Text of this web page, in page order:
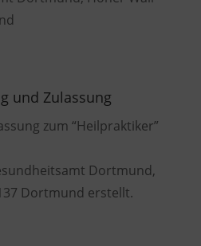
und Zulassung
zum “Heilpraktiker”
Dortmund,
Dortmund erstellt.